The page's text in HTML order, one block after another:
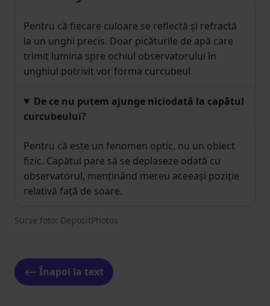
Pentru că fiecare culoare se reflectă și refractă
la un unghi precis. Doar picăturile de apă care
trimit lumina spre ochiul observatorului în
unghiul potrivit vor forma curcubeul.
De ce nu putem ajunge niciodată la capătul
curcubeului?
Pentru că este un fenomen optic, nu un obiect
fizic. Capătul pare să se deplaseze odată cu
observatorul, menținând mereu aceeași poziție
relativă față de soare.
Surse foto: DepositPhotos
⟵ Înapoi la text